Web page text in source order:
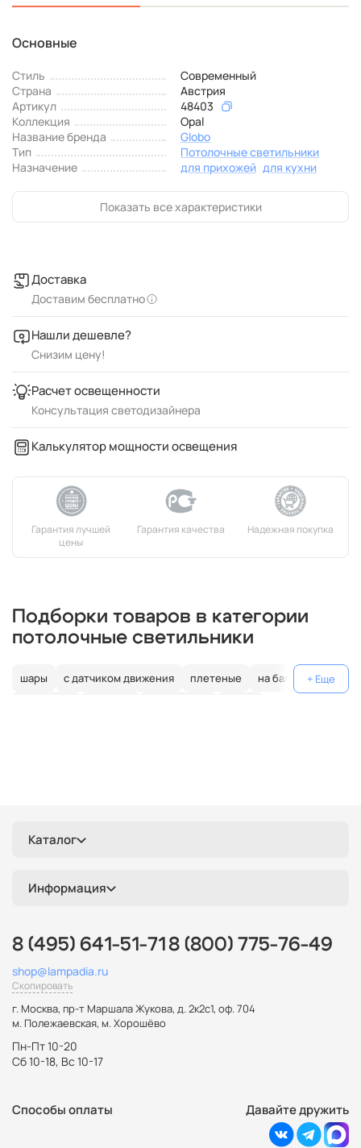
Основные
Стиль
Современный
Страна
Австрия
Артикул
48403
Коллекция
Opal
Название бренда
Globo
Тип
Потолочные светильники
Назначение
для прихожей для кухни
Показать все характеристики
Доставка
Доставим бесплатно
Нашли дешевле?
Снизим цену!
Расчет освещенности
Консультация светодизайнера
Калькулятор мощности освещения
Подборки товаров в категории
потолочные светильники
шары с датчиком движения плетеные
на балкон
Каталог
Информация
8 (495) 641-51-71 8 (800) 775-76-49
shop@lampadia.ru
Скопировать
г. Москва, пр-т Маршала Жукова, д. 2к2с1, оф. 704
м. Полежаевская, м. Хорошёво
Пн-Пт 10-20
Сб 10-18, Вс 10-17
Способы оплаты Давайте дружить